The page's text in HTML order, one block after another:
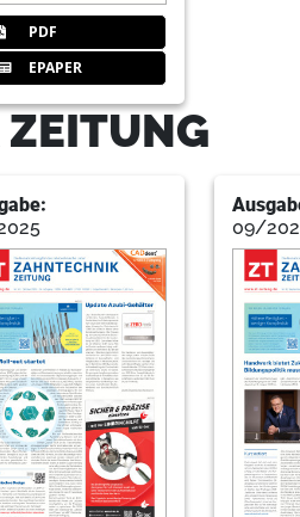
PDF
EPAPER
09/